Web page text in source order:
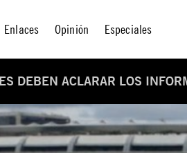
Enlaces Opinión Especiales
DEBEN ACLARAR LOS